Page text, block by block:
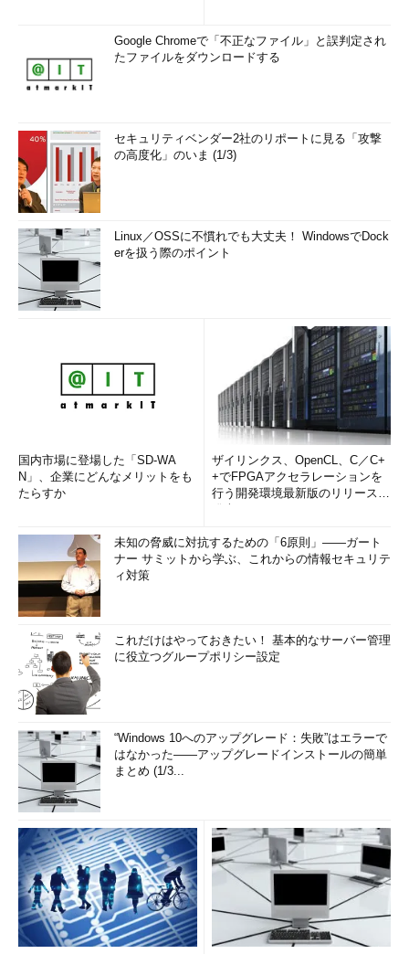
Google Chromeで「不正なファイル」と誤判定され
たファイルをダウンロードする
セキュリティベンダー2社のリポートに見る「攻撃
の高度化」のいま (1/3)
Linux／OSSに不慣れでも大丈夫！ WindowsでDock
erを扱う際のポイント
国内市場に登場した「SD-WA
N」、企業にどんなメリットをも
たらすか
ザイリンクス、OpenCL、C／C+
+でFPGAアクセラレーションを
行う開発環境最新版のリリースを
未知の脅威に対抗するための「6原則」――ガート
ナー サミットから学ぶ、これからの情報セキュリテ
ィ対策
これだけはやっておきたい！ 基本的なサーバー管理
に役立つグループポリシー設定
“Windows 10へのアップグレード：失敗”はエラーで
はなかった――アップグレードインストールの簡単
まとめ (1/3...